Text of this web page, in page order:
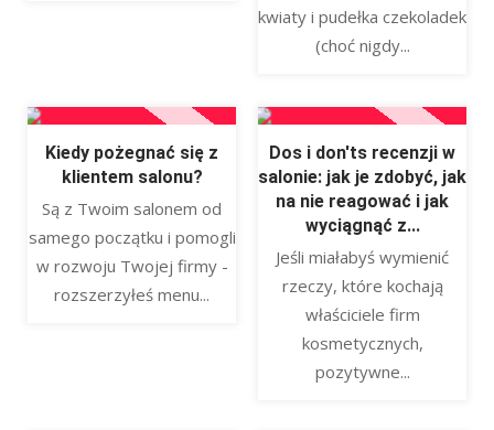
kwiaty i pudełka czekoladek
(choć nigdy...
Kiedy pożegnać się z
klientem salonu?
Są z Twoim salonem od
samego początku i pomogli
w rozwoju Twojej firmy -
rozszerzyłeś menu...
Dos i don'ts recenzji w
salonie: jak je zdobyć, jak
na nie reagować i jak
wyciągnąć z...
Jeśli miałabyś wymienić
rzeczy, które kochają
właściciele firm
kosmetycznych,
pozytywne...